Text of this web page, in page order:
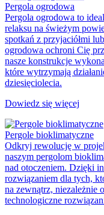
Pergola ogrodowa
Pergola ogrodowa to
relaksu na świeżym
spotkań z przyjaciółmi
ogrodowa ochroni Cię
nasze konstrukcje
które wytrzymają
dziesięciolecia.
Dowiedz się więcej
Pergole bioklimatyczne
Odkryj rewolucję w
naszym pergolom
nad otoczeniem. Dzięki
rozwiązaniem dla tych,
na zewnątrz, niezależnie
technologiczne